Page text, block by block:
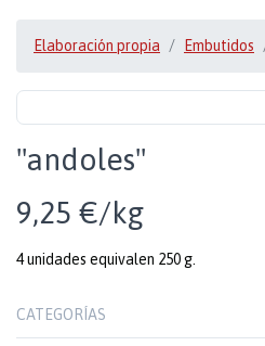
Elaboración propia Embutidos
"andoles"
9,25 €/kg
4 unidades equivalen 250 g.
CATEGORÍAS